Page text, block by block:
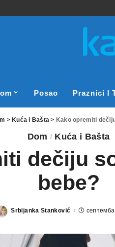
Posao Praznici I
> Kuća i Bašta > Kako opremiti
Dom Kuća i Bašta
dečiju
bebe?
Posted
Srbijanka Stanković